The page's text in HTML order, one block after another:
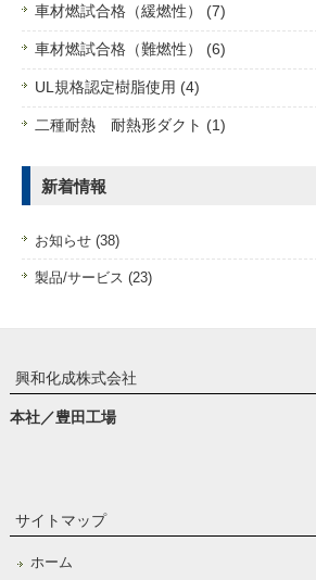
車材燃試合格（緩燃性） (7)
車材燃試合格（難燃性） (6)
UL規格認定樹脂使用 (4)
二種耐熱 耐熱形ダクト (1)
新着情報
お知らせ (38)
製品/サービス (23)
興和化成株式会社
本社／豊田工場
サイトマップ
ホーム